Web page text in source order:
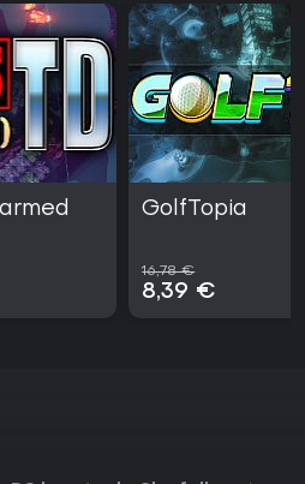
GolfTopia
16,78 €
8,39 €